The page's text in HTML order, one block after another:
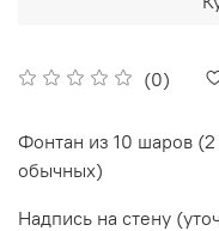
(0)
Фонтан из 10 шаров (2
обычных)
Надпись на стену